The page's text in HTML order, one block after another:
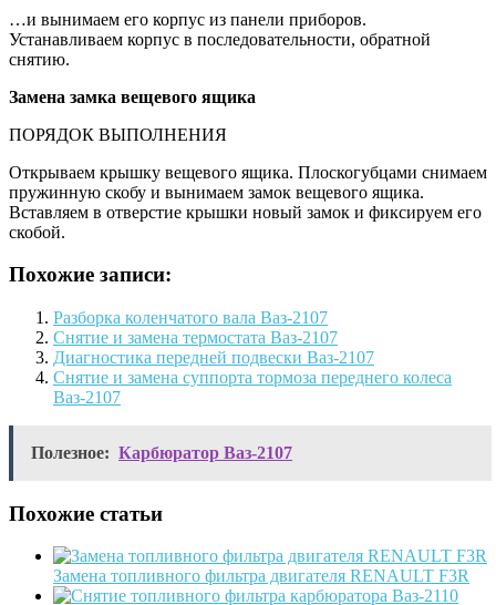
…и вынимаем его корпус из панели приборов.
Устанавливаем корпус в последовательности, обратной
снятию.
Замена замка вещевого ящика
ПОРЯДОК ВЫПОЛНЕНИЯ
Открываем крышку вещевого ящика. Плоскогубцами снимаем
пружинную скобу и вынимаем замок вещевого ящика.
Вставляем в отверстие крышки новый замок и фиксируем его
скобой.
Похожие записи:
Разборка коленчатого вала Ваз-2107
Снятие и замена термостата Ваз-2107
Диагностика передней подвески Ваз-2107
Снятие и замена суппорта тормоза переднего колеса
Ваз-2107
Полезное: Карбюратор Ваз-2107
Похожие статьи
Замена топливного фильтра двигателя RENAULT F3R